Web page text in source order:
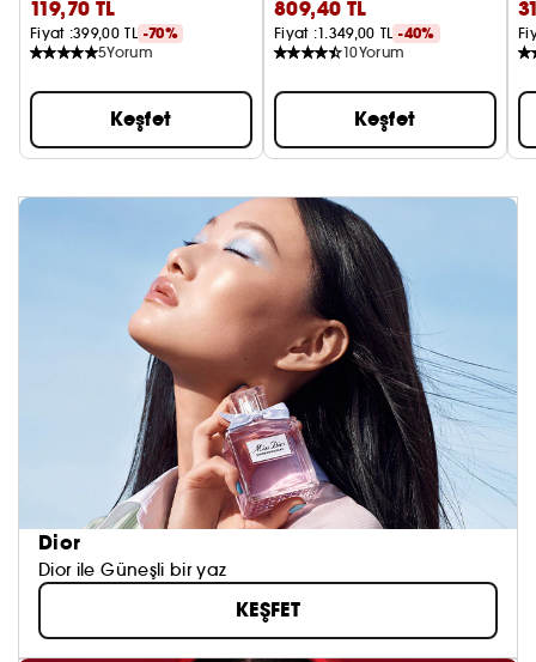
(1 adet)
119,70 TL
Fiyat :399,00 TL -70%
5Yorum
Keşfet
809,40 TL
Fiyat :1.349,00 TL -40%
10Yorum
Keşfet
Dior
Dior ile Güneşli bir yaz
KEŞFET